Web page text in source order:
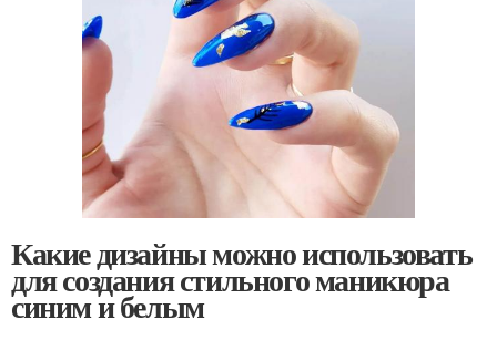
Какие дизайны можно использовать
для создания стильного маникюра
синим и белым